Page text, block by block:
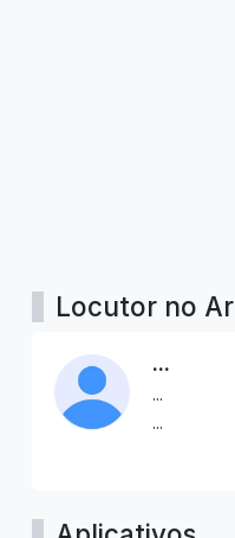
Locutor no Ar
...
...
...